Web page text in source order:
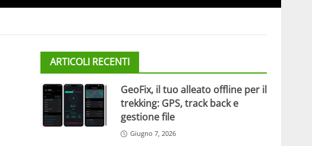
ARTICOLI RECENTI
GeoFix, il tuo alleato offline per il
trekking: GPS, track back e
gestione file
Giugno 7, 2026